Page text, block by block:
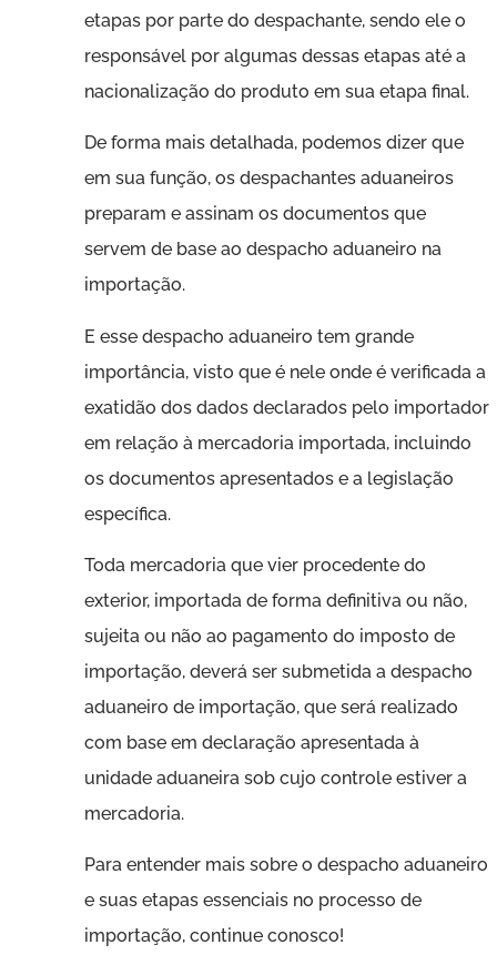
etapas por parte do despachante, sendo ele o
responsável por algumas dessas etapas até a
nacionalização do produto em sua etapa final.
De forma mais detalhada, podemos dizer que
em sua função, os despachantes aduaneiros
preparam e assinam os documentos que
servem de base ao despacho aduaneiro na
importação.
E esse despacho aduaneiro tem grande
importância, visto que é nele onde é verificada a
exatidão dos dados declarados pelo importador
em relação à mercadoria importada, incluindo
os documentos apresentados e a legislação
específica.
Toda mercadoria que vier procedente do
exterior, importada de forma definitiva ou não,
sujeita ou não ao pagamento do imposto de
importação, deverá ser submetida a despacho
aduaneiro de importação, que será realizado
com base em declaração apresentada à
unidade aduaneira sob cujo controle estiver a
mercadoria.
Para entender mais sobre o despacho aduaneiro
e suas etapas essenciais no processo de
importação, continue conosco!